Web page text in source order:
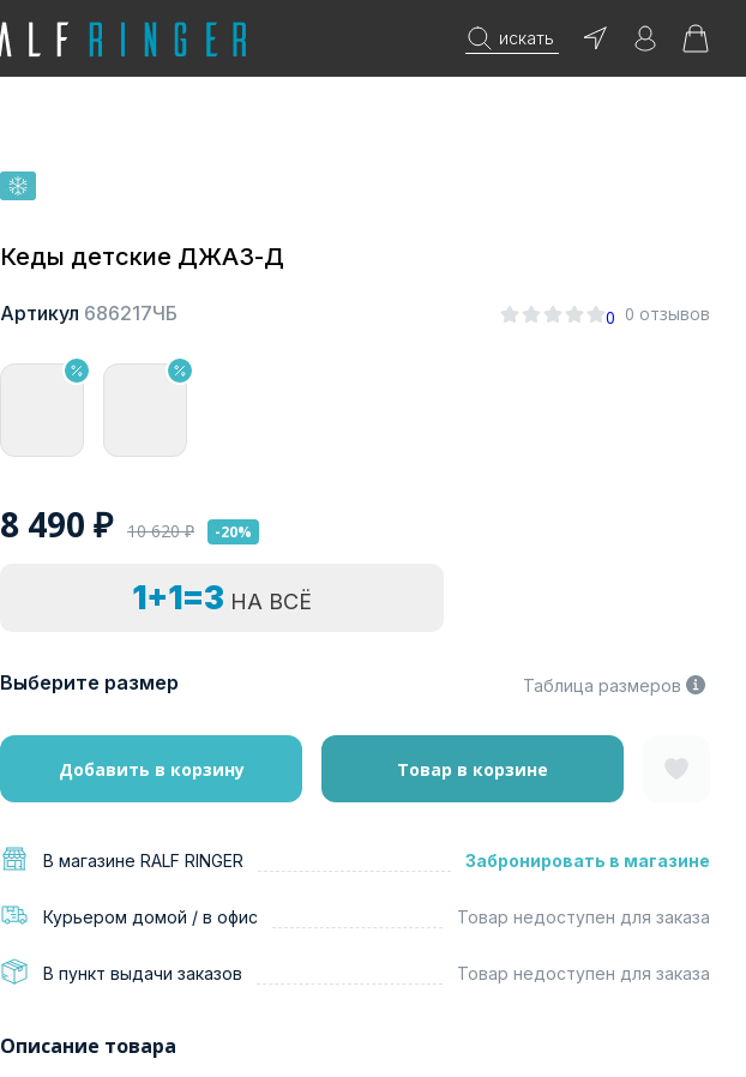
искать
Кеды детские ДЖАЗ-Д
Артикул 686217ЧБ 0 0 отзывов
8 490 ₽ 10 620₽ -20%
1+1=3 НА ВСЁ
Выберите размер Таблица размеров
Добавить в корзину Товар в корзине
В магазине RALF RINGER Забронировать в магазине
Курьером домой / в офис Товар недоступен для заказа
В пункт выдачи заказов Товар недоступен для заказа
Описание товара